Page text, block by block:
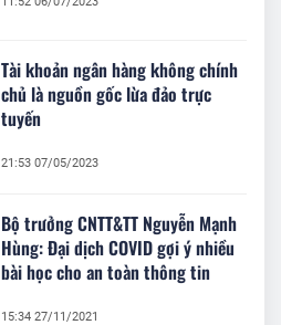
Tài khoản ngân hàng không chính
chủ là nguồn gốc lừa đảo trực
tuyến
21:53 07/05/2023
Bộ trưởng CNTT&TT Nguyễn Mạnh
Hùng: Đại dịch COVID gợi ý nhiều
bài học cho an toàn thông tin
15:34 27/11/2021